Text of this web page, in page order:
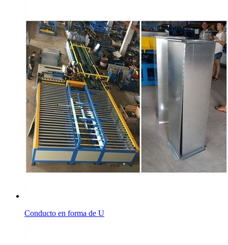
Conducto en forma de U